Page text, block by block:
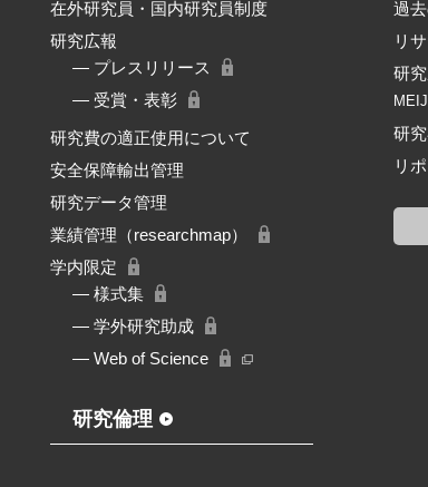
在外研究員・国内研究員制度
研究広報
― プレスリリース
― 受賞・表彰
研究費の適正使用について
安全保障輸出管理
研究データ管理
業績管理（researchmap）
学内限定
― 様式集
― 学外研究助成
― Web of Science
研究倫理
過
リ
研
研
リ